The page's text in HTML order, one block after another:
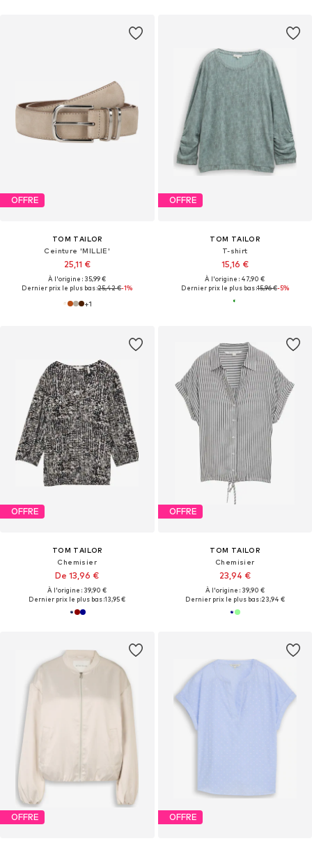
OFFRE
TOM TAILOR
Ceinture 'MILLIE'
25,11 €
À l'origine : 35,99 €
Dernier prix le plus bas :25,42 €-1%
+1
OFFRE
TOM TAILOR
T-shirt
15,16 €
À l'origine : 47,90 €
Dernier prix le plus bas :15,96 €-5%
OFFRE
TOM TAILOR
Chemisier
De 13,96 €
À l'origine : 39,90 €
Dernier prix le plus bas :13,95 €
OFFRE
TOM TAILOR
Chemisier
23,94 €
À l'origine : 39,90 €
Dernier prix le plus bas :23,94 €
OFFRE OFFRE